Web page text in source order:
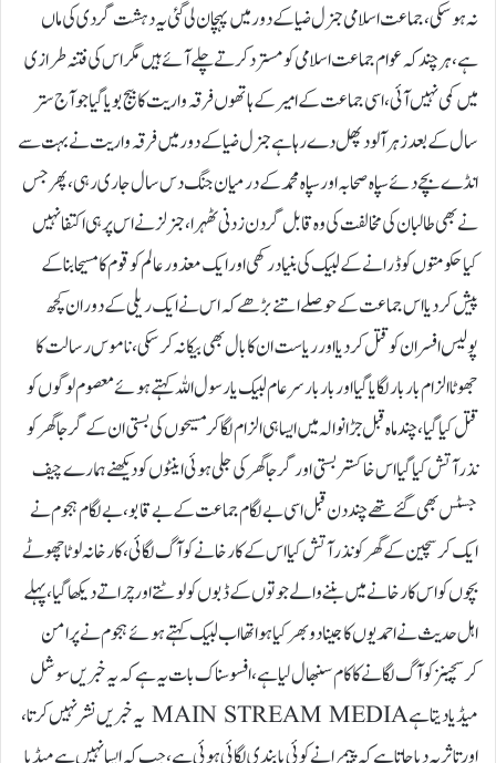
نہ ہو سکی، جماعت اسلامی جنرل ضیا کے دور میں پہچان لی گئی یہ دہشت گردی کی ماں
ہے، ہر چند کہ عوام جماعت اسلامی کو مسترد کرتے چلے آئے ہیں مگر اس کی فتنہ طرازی
میں کمی نہیں آئی، اسی جماعت کے امیر کے ہاتھوں فرقہ واریت کا بیج بویا گیا جو آج ستر
سال کے بعد زہر آلود پھل دے رہا ہے جنرل ضیا کے دور میں فرقہ واریت نے بہت سے
انڈے بچے دئے سپاہ صحابہ اور سپاہ محمد کے درمیان جنگ دس سال جاری رہی، پھر جس
نے بھی طالبان کی مخالفت کی وہ قابل گردن زدنی ٹھہرا،جنرلز نے اس پر ہی اکتفا نہیں
کیا حکومتوں کو ڈرانے کے لبیک کی بنیاد رکھی اور ایک معذور عالم کو قوم کا مسیحا بنا کے
پیش کر دیا اس جماعت کے حوصلے اتنے بڑھے کہ اس نے ایک ریلی کے دوران کچھ
پولیس افسران کو قتل کر دیا اور ریاست ان کا بال بھی بیکا نہ کر سکی، ناموس رسالت کا
جھوٹا الزام بار بار لگایا گیا اور بار بار سر عام لبیک یا رسول اللہ کہتے ہوئے معصوم لوگوں کو
قتل کیا گیا، چند ماہ قبل جڑانوالہ میں ایسا ہی الزام لگا کر مسیحوں کی بستی ان کے گرجا گھر کو
نذر آتش کیا گیا اس خاکستر بستی اور گرجا گھر کی جلی ہوئی اینٹوں کو دیکھنے ہمارے چیف
جسٹس بھی گئے تھے چند دن قبل اسی بے لگام جماعت کے بے قابو، بے لگام ہجوم نے
ایک کرسچین کے گھر کو نذر آتش کیا اس کے کارخانے کو آگ لگائی، کارخانہ لوٹا چھوٹے
بچوں کو اس کارخانے میں بننے والے جوتوں کے ڈبوں کو لوٹتے اور چراتے دیکھا گیا، پہلے
اہل حدیث نے احمدیوں کا جینا دو بھر کیا ہوا تھا اب لبیک کہتے ہوئے ہجوم نے پر امن
کرسچینز کوآگ لگانے کا کام سنبھال لیا ہے، افسوسناک بات یہ ہے کہ یہ خبریں سوشل
میڈیا دیتا ہےMAIN STREAM MEDIA یہ خبریں نشر نہیں کرتا،